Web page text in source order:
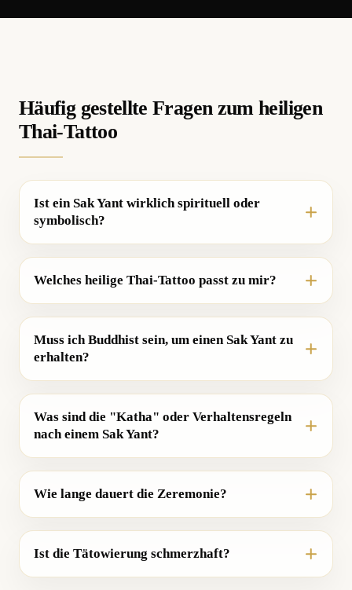
Häufig gestellte Fragen zum heiligen
Thai-Tattoo
Ist ein Sak Yant wirklich spirituell oder
symbolisch?
Welches heilige Thai-Tattoo passt zu mir?
Muss ich Buddhist sein, um einen Sak Yant zu
erhalten?
Was sind die "Katha" oder Verhaltensregeln
nach einem Sak Yant?
Wie lange dauert die Zeremonie?
Ist die Tätowierung schmerzhaft?